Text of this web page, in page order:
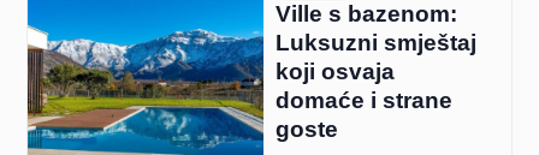
Ville s bazenom:
Luksuzni smještaj
koji osvaja
domaće i strane
goste